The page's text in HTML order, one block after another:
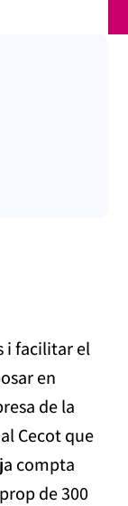
i facilitar el
en
de la
Cecot que
compta
de 300